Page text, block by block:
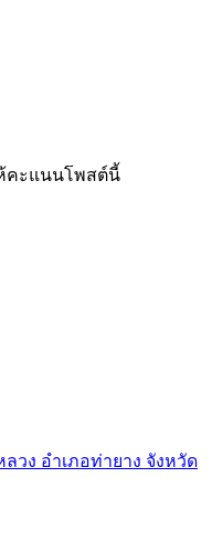
คะแนนโพสต์นี้
วง อำเภอท่ายาง จังหวัด